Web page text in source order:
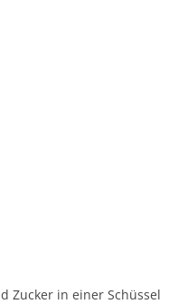
Zucker in einer Schüssel